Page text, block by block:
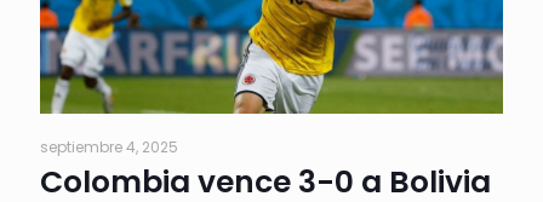
septiembre 4, 2025
Colombia vence 3-0 a Bolivia